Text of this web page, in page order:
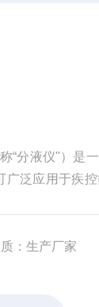
“分液仪"）是
泛应用于疾
：生产厂家